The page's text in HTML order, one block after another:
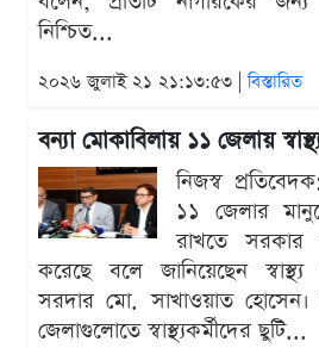
নিশ্চিত...
২০২৬ জুলাই ২১ ২১:১৩:৫৩ |বিস্তারিত
বন্যা মোকাবিলায় ১১ জেলায়
নিজস্ব
১১ জেলার
রাখতে সরকার
করেছে বলে জানিয়েছেন স্বাস্থ্য
সরদার মো. সাখাওয়াত হোসেন।
জেলাগুলোতে স্বাস্থ্যকর্মীদের ছুটি...